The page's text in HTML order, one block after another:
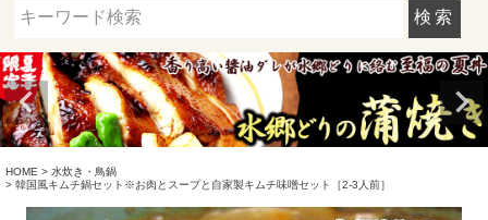
検索
HOME
水炊き・鳥鍋
韓国風キムチ鍋セット※お肉とスープと自家製キムチ味噌セット［2-3人前］